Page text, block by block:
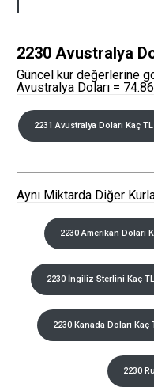
2230 Avustralya
Güncel kur değerlerine
Avustralya Doları =
2231 Avustralya Doları Kaç TL
Aynı Miktarda Diğer
2230 Amerikan Doları
2230 İngiliz Sterlini Kaç TL
2230 Kanada Doları Kaç
2230